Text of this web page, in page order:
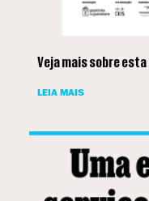
Veja mais sobre
LEIA MAIS